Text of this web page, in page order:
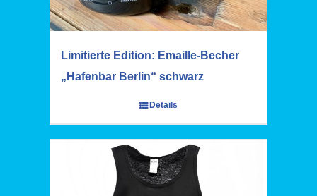
Limitierte Edition: Emaille-Becher
„Hafenbar Berlin“ schwarz
Details